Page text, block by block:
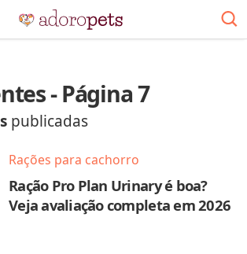
- Página 7
publicadas
Rações para cachorro
Ração Pro Plan Urinary é boa?
Veja avaliação completa em 2026